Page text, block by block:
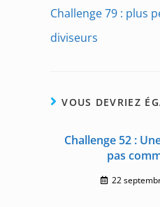
articles
Challenge 79 : plus
diviseurs
VOUS DEVRIEZ
Challenge 52 :
pas
22